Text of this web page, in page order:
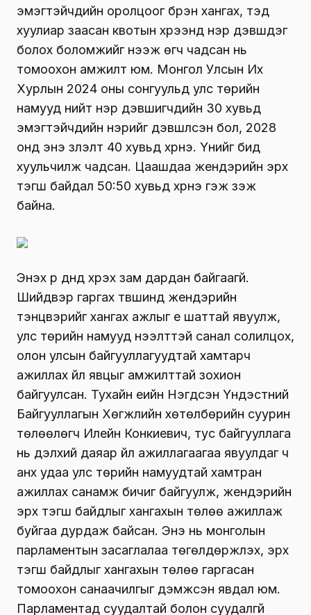
эмэгтэйчүүдийн оролцоог бүрэн хангах, тэд
хуулиар заасан квотын хүрээнд нэр дэвшдэг
болох боломжийг нээж өгч чадсан нь
томоохон амжилт юм. Монгол Улсын Их
Хурлын 2024 оны сонгуульд улс төрийн
намууд нийт нэр дэвшигчдийн 30 хувьд
эмэгтэйчүүдийн нэрийг дэвшүүлсэн бол, 2028
онд энэ үзүүлэлт 40 хувьд хүрнэ. Үүнийг бид
хуульчилж чадсан. Цаашдаа жендэрийн эрх
тэгш байдал 50:50 хувьд хүрнэ гэж үзэж
байна.
Энэхүү үр дүнд хүрэх зам дардан байгаагүй.
Шийдвэр гаргах түвшинд жендэрийн
тэнцвэрийг хангах ажлыг үе шаттай явуулж,
улс төрийн намууд нээлттэй санал солилцох,
олон улсын байгууллагуудтай хамтарч
ажиллах үйл явцыг амжилттай зохион
байгуулсан. Тухайн үеийн Нэгдсэн Үндэстний
Байгууллагын Хөгжлийн хөтөлбөрийн суурин
төлөөлөгч Илейн Конкиевич, тус байгууллага
нь дэлхий даяар үйл ажиллагаагаа явуулдаг ч
анх удаа улс төрийн намуудтай хамтран
ажиллах санамж бичиг байгуулж, жендэрийн
эрх тэгш байдлыг хангахын төлөө ажиллаж
буйгаа дурдаж байсан. Энэ нь монголын
парламентын засаглалаа төгөлдөржүүлэх, эрх
тэгш байдлыг хангахын төлөө гаргасан
томоохон санаачилгыг дэмжсэн явдал юм.
Парламентад суудалтай болон суудалгүй